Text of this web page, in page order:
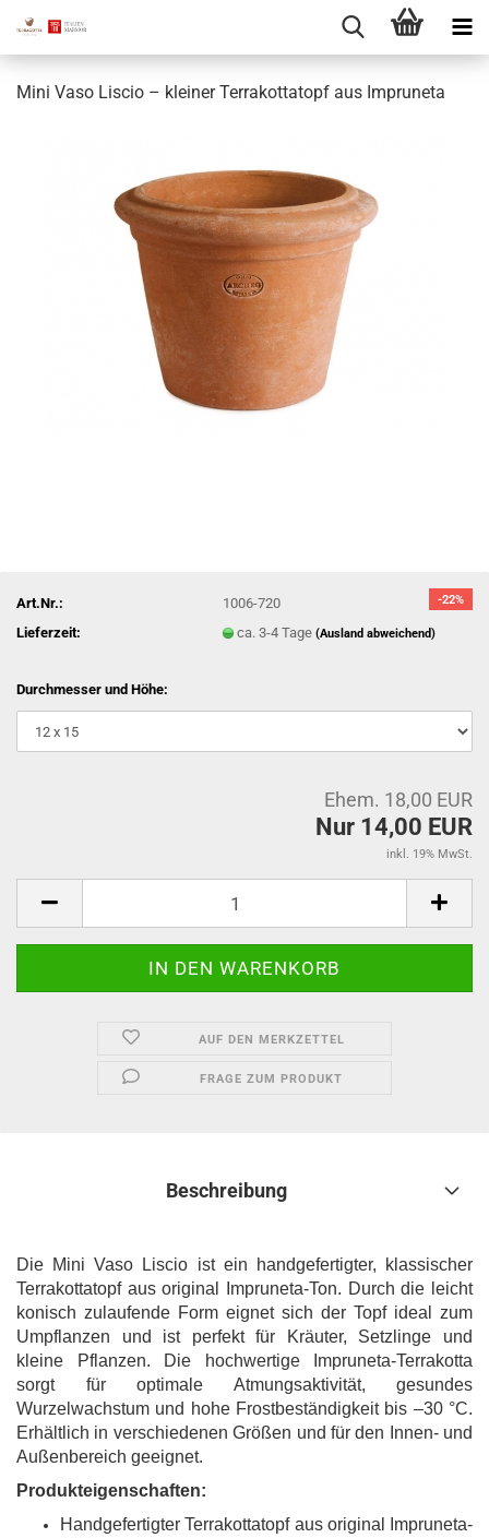
Mini Vaso Liscio – kleiner Terrakottatopf aus Impruneta
-22%
Art.Nr.:
1006-720
Lieferzeit:
ca. 3-4 Tage(Ausland abweichend)
Durchmesser und Höhe:
Ehem. 18,00 EUR
Nur 14,00 EUR
inkl. 19% MwSt.
AUF DEN MERKZETTEL
FRAGE ZUM PRODUKT
Beschreibung
Die Mini Vaso Liscio ist ein handgefertigter, klassischer
Terrakottatopf aus original Impruneta-Ton. Durch die leicht
konisch zulaufende Form eignet sich der Topf ideal zum
Umpflanzen und ist perfekt für Kräuter, Setzlinge und
kleine Pflanzen. Die hochwertige Impruneta-Terrakotta
sorgt für optimale Atmungsaktivität, gesundes
Wurzelwachstum und hohe Frostbeständigkeit bis –30 °C.
Erhältlich in verschiedenen Größen und für den Innen- und
Außenbereich geeignet.
Produkteigenschaften:
Handgefertigter Terrakottatopf aus original Impruneta-